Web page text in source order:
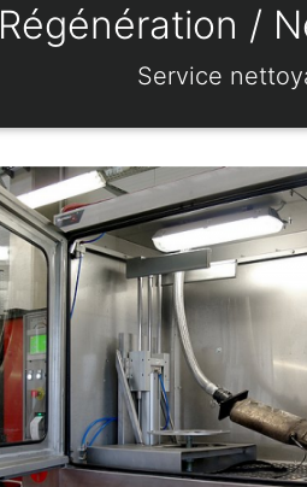
Régénération /
Service